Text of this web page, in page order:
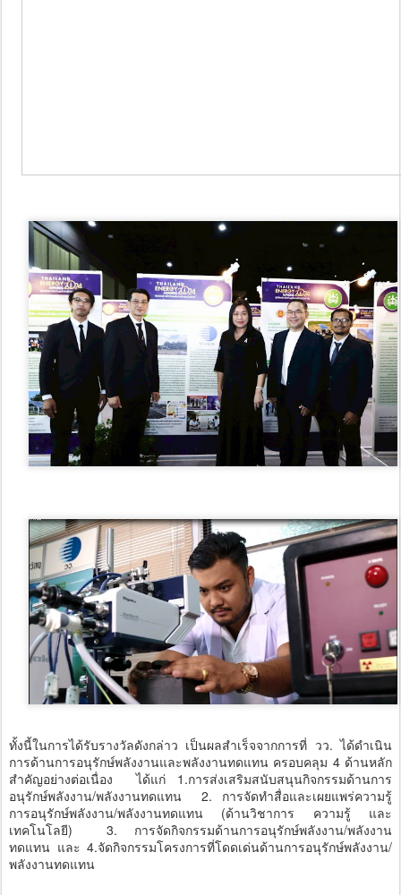
ทั้งนี้ในการได้รับรางวัลดังกล่าว เป็นผลสำเร็จจากการที่ วว. ได้ดำเนิน
การด้านการอนุรักษ์พลังงานและพลังงานทดแทน ครอบคลุม 4 ด้านหลัก
สำคัญอย่างต่อเนื่อง ได้แก่ 1.การส่งเสริมสนับสนุนกิจกรรมด้านการ
อนุรักษ์พลังงาน/พลังงานทดแทน 2. การจัดทำสื่อและเผยแพร่ความรู้
การอนุรักษ์พลังงาน/พลังงานทดแทน (ด้านวิชาการ ความรู้ และ
เทคโนโลยี) 3. การจัดกิจกรรมด้านการอนุรักษ์พลังงาน/พลังงาน
ทดแทน และ 4.จัดกิจกรรมโครงการที่โดดเด่นด้านการอนุรักษ์พลังงาน/
พลังงานทดแทน